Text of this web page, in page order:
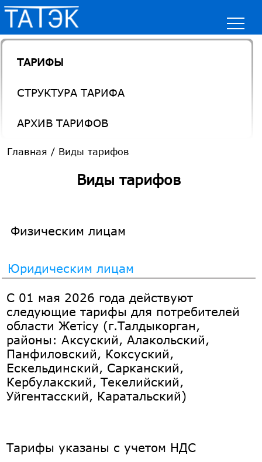
ТАРИФЫ
СТРУКТУРА ТАРИФА
АРХИВ ТАРИФОВ
Главная / Виды тарифов
Виды тарифов
Физическим лицам
Юридическим лицам
С 01 мая 2026 года действуют
следующие тарифы для потребителей
области Жетісу (г.Талдыкорган,
районы: Аксуский, Алакольский,
Панфиловский, Коксуский,
Ескельдинский, Сарканский,
Кербулакский, Текелийский,
Уйгентасский, Каратальский)
Тарифы указаны с учетом НДС